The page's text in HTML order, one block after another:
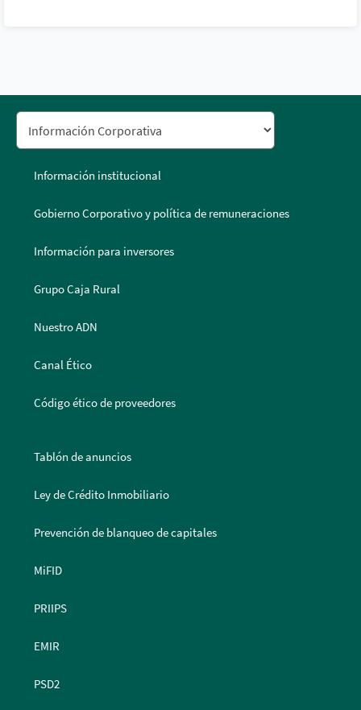
Información institucional
Gobierno Corporativo y política de remuneraciones
Información para inversores
Grupo Caja Rural
Nuestro ADN
Canal Ético
Código ético de proveedores
Tablón de anuncios
Ley de Crédito Inmobiliario
Prevención de blanqueo de capitales
MiFID
PRIIPS
EMIR
PSD2